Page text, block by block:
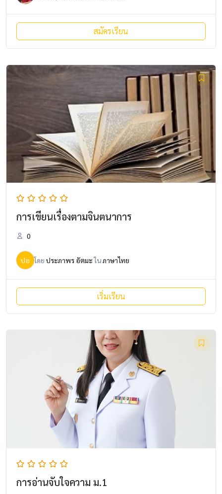
สมัครเรียน
การเขียนเรื่องตามจินตนาการ
0
ปอ โดย ประภาพร อัตมะในภาษาไทย
เริ่มเรียน
การอ่านจับใจความ ม.1